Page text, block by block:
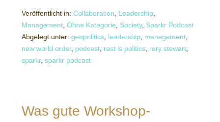
Veröffentlicht in: Collaboration, Leadership,
Management, Ohne Kategorie, Society, Sparkr Podcast
Abgelegt unter: geopolitics, leadership, management,
new world order, podcast, rest is politics, rory stewart,
sparkr, sparkr podcast
Was gute Workshop-